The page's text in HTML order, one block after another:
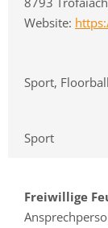
Website:
Sport, Floorball
Sport
Freiwillige